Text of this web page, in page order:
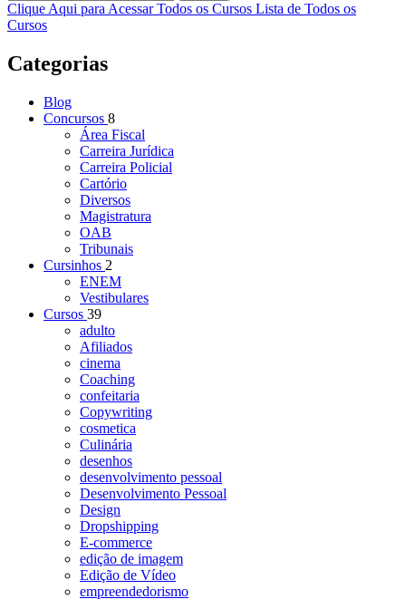
Clique Aqui para Acessar Todos os Cursos Lista de Todos os
Cursos
Categorias
Blog
Concursos 8
Área Fiscal
Carreira Jurídica
Carreira Policial
Cartório
Diversos
Magistratura
OAB
Tribunais
Cursinhos 2
ENEM
Vestibulares
Cursos 39
adulto
Afiliados
cinema
Coaching
confeitaria
Copywriting
cosmetica
Culinária
desenhos
desenvolvimento pessoal
Desenvolvimento Pessoal
Design
Dropshipping
E-commerce
edição de imagem
Edição de Vídeo
empreendedorismo